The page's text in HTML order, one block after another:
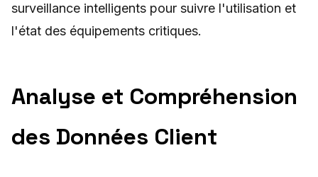
surveillance intelligents pour suivre l'utilisation et
l'état des équipements critiques.
Analyse et Compréhension
des Données Client